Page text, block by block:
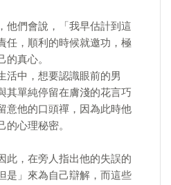
們會說，「我早估計到這
任，順利的時候就邀功，極
真心。
中，想要認識眼前的男
其單純停留在膚淺的花言巧
意他的口頭禪，因為此時他
心理秘密。
，在旁人指出他的失誤的
是」來為自己辯解，而這些